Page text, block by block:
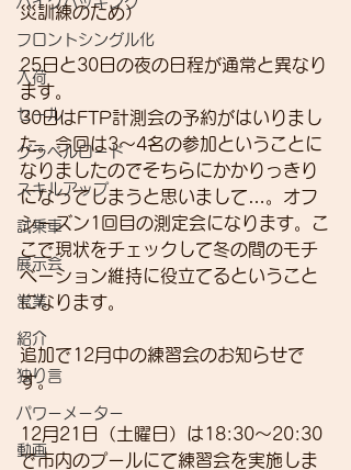
フロントシングル化
入荷
セール
グラベルロード
スキルアップ
試乗車
展示会
営業
紹介
独り言
パワーメーター
動画
災訓練のため）
25日と30日の夜の日程が通常と異なり
ます。
30日はFTP計測会の予約がはいりまし
た。今回は3～4名の参加ということに
なりましたのでそちらにかかりっきり
になってしまうと思いまして…。オフ
シーズン1回目の測定会になります。こ
こで現状をチェックして冬の間のモチ
ベーション維持に役立てるということ
になります。
追加で12月中の練習会のお知らせで
す。
12月21日（土曜日）は18:30～20:30
で市内のプールにて練習会を実施しま